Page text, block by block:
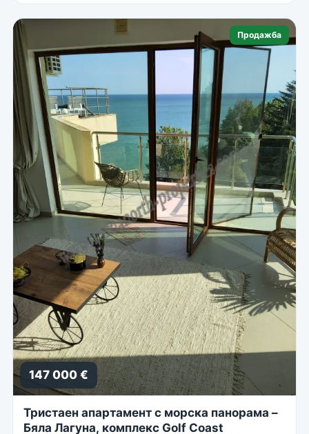
Продажба
147 000 €
Тристаен апартамент с морска панорама –
Бяла Лагуна, комплекс Golf Coast